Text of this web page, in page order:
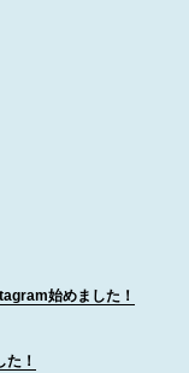
始めました！
！